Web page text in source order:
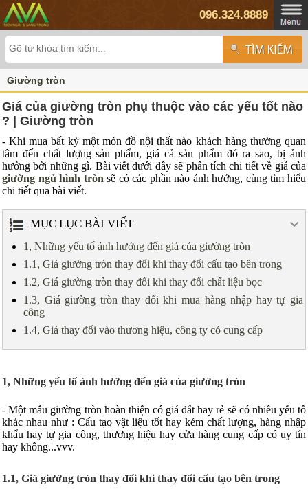
096.324.8889
Giường tròn
Giá của giường tròn phụ thuộc vào các yếu tốt nào
? | Giường tròn
- Khi mua bất kỳ một món đồ nội thất nào khách hàng thường quan
tâm đến chất lượng sản phẩm, giá cả sản phẩm đó ra sao, bị ảnh
hưởng bởi những gì. Bài viết dưới đây sẽ phân tích chi tiết về giá của
giường ngủ hình tròn sẽ có các phần nào ảnh hưởng, cùng tìm hiểu
chi tiết qua bài viết.
MỤC LỤC BÀI VIẾT
1, Những yếu tố ảnh hưởng đến giá của giường tròn
1.1, Giá giường tròn thay đổi khi thay đổi cấu tạo bên trong
1.2, Giá giường tròn thay đổi khi thay đổi chất liệu bọc
1.3, Giá giường tròn thay đổi khi mua hàng nhập hay tự gia
công
1.4, Giá thay đổi vào thương hiệu, công ty có cung cấp
1, Những yếu tố ảnh hưởng đến giá của giường tròn
- Một mẫu giường tròn hoàn thiện có giá đắt hay rẻ sẽ có nhiều yếu tố
khác nhau như : Cấu tạo vật liệu tốt hay kém chất lượng, hàng nhập
khẩu hay tự gia công, thương hiệu hay cửa hàng cung cấp có uy tín
hay không...vvv.
1.1, Giá giường tròn thay đổi khi thay đổi cấu tạo bên trong